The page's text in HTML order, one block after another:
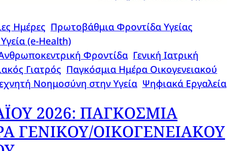
Ημέρες Πρωτοβάθμια Φροντίδα Υγείας
(e-Health)
Φροντίδα Γενική Ιατρική
Γιατρός Παγκόσμια Ημέρα Οικογενειακού
Νοημοσύνη στην Υγεία Ψηφιακά Εργαλεία
2026: ΠΑΓΚΟΣΜΙΑ
ΓΕΝΙΚΟΥ/ΟΙΚΟΓΕΝΕΙΑΚΟΥ